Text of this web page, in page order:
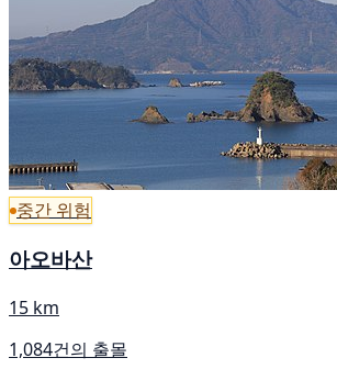
중간 위험
아오바산
15 km
1,084건의 출몰